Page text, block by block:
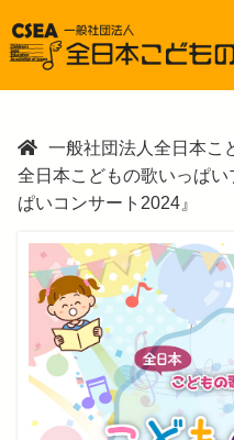
一般社団法人全日本こ
全日本こどもの歌いっぱ
ぱいコンサート2024』